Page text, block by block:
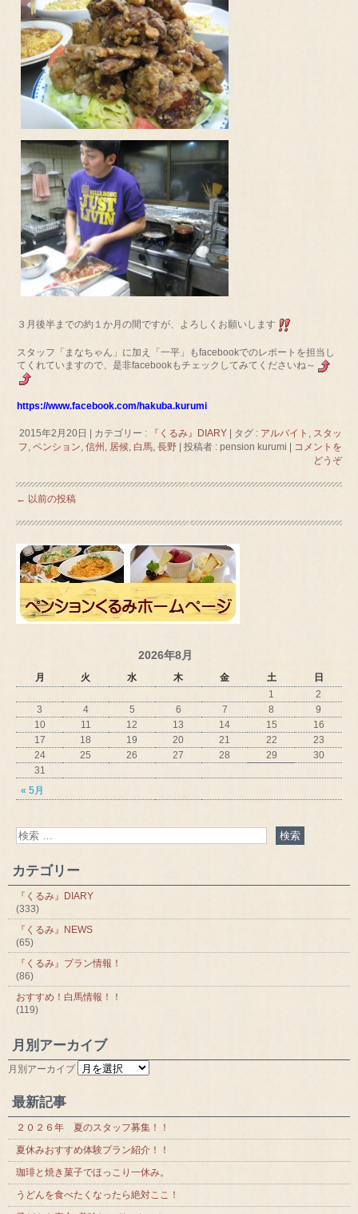
３月後半までの約１か月の間ですが、よろしくお願いします
スタッフ「まなちゃん」に加え「一平」もfacebookでのレポートを担当し
てくれていますので、是非facebookもチェックしてみてくださいね～
https://www.facebook.com/hakuba.kurumi
2015年2月20日 カテゴリー : 『くるみ』DIARY タグ : アルバイト , スタッ
フ, ペンション, 信州 , 居候, 白馬, 長野 投稿者 : pension kurumi
コメントを
どうぞ
← 以前の投稿
2026年8月
月 火 水 木 金 土 日
« 5月
1
2
3
4 5 6 7 8
9
10
11 12 13 14 15
16
17
18 19 20 21 22
23
24
25 26 27 28 29
30
31
カテゴリー
『くるみ』DIARY
(333)
『くるみ』NEWS
(65)
『くるみ』プラン情報！
(86)
おすすめ！白馬情報！！
(119)
月別アーカイブ
月別アーカイブ
最新記事
２０２６年 夏のスタッフ募集！！
夏休みおすすめ体験プラン紹介！！
珈琲と焼き菓子でほっこり一休み。
うどんを食べたくなったら絶対ここ！